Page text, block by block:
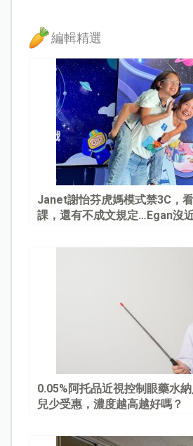
編輯精選
Janet謝怡芬虎媽模式禁3C，
課，還有不成文規定…Egan沒
0.05%阿托品近視控制眼藥水
兒少受惠，濃度越高越好嗎？